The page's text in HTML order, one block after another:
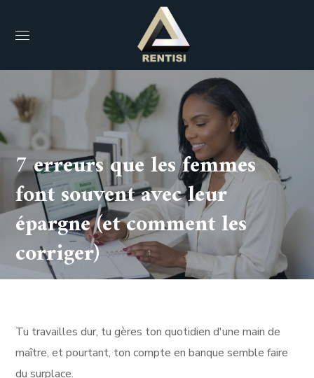
7 erreurs que les femmes
font souvent avec leur
épargne (et comment les
corriger)
Tu travailles dur, tu gères ton quotidien d'une main de
maître, et pourtant, ton compte en banque semble faire
du surplace.